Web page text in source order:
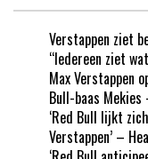
Verstappen ziet
“Iedereen ziet
Max Verstappen
Bull-baas Mekies
‘Red Bull lijkt
Verstappen’ –